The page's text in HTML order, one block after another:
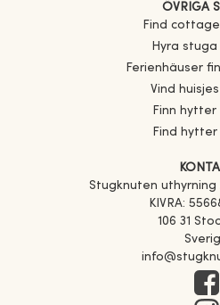
ÖVRIGA
Find
Hyra stuga
Ferienhäuser
Vind huisjes
Finn hytter
Find hytter
Stugknuten uthyrning
KIVRA:
106 31